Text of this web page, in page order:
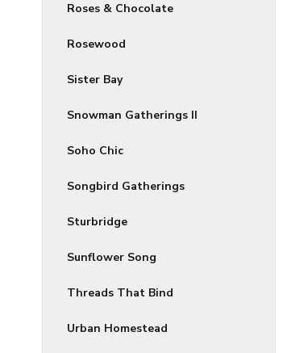
Roses & Chocolate
Rosewood
Sister Bay
Snowman Gatherings II
Soho Chic
Songbird Gatherings
Sturbridge
Sunflower Song
Threads That Bind
Urban Homestead